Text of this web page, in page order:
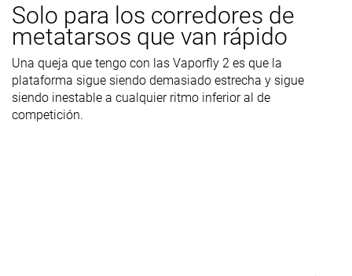
Solo para los corredores de
metatarsos que van rápido
Una queja que tengo con las Vaporfly 2 es que la
plataforma sigue siendo demasiado estrecha y sigue
siendo inestable a cualquier ritmo inferior al de
competición.